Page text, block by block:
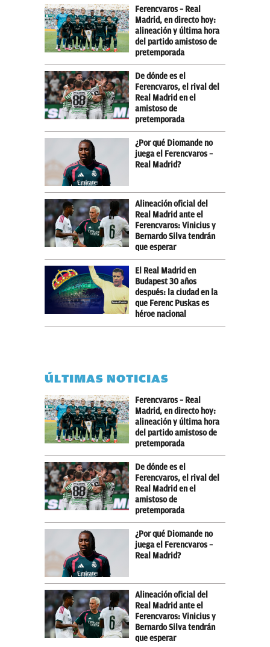
Ferencvaros – Real
Madrid, en directo hoy:
alineación y última hora
del partido amistoso de
pretemporada
De dónde es el
Ferencvaros, el rival del
Real Madrid en el
amistoso de
pretemporada
¿Por qué Diomande no
juega el Ferencvaros –
Real Madrid?
Alineación oficial del
Real Madrid ante el
Ferencvaros: Vinicius y
Bernardo Silva tendrán
que esperar
El Real Madrid en
Budapest 30 años
después: la ciudad en la
que Ferenc Puskas es
héroe nacional
ÚLTIMAS NOTICIAS
Ferencvaros – Real
Madrid, en directo hoy:
alineación y última hora
del partido amistoso de
pretemporada
De dónde es el
Ferencvaros, el rival del
Real Madrid en el
amistoso de
pretemporada
¿Por qué Diomande no
juega el Ferencvaros –
Real Madrid?
Alineación oficial del
Real Madrid ante el
Ferencvaros: Vinicius y
Bernardo Silva tendrán
que esperar